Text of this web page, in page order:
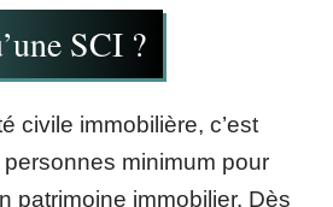
SCI ?
civile immobilière, c’est
personnes minimum pour
patrimoine immobilier. Dès